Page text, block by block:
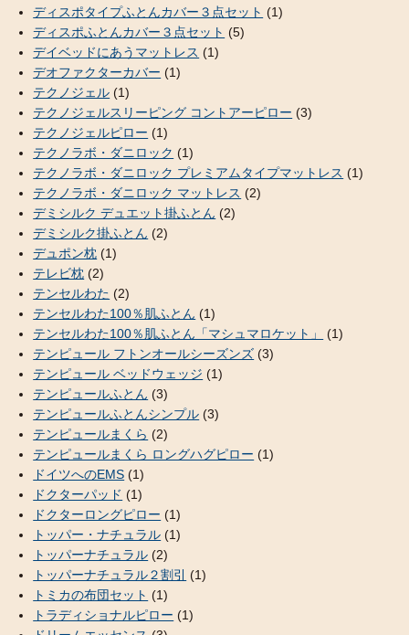
ディスポタイプふとんカバー３点セット (1)
ディスポふとんカバー３点セット (5)
デイベッドにあうマットレス (1)
デオファクターカバー (1)
テクノジェル (1)
テクノジェルスリーピング コントアーピロー (3)
テクノジェルピロー (1)
テクノラボ・ダニロック (1)
テクノラボ・ダニロック プレミアムタイプマットレス (1)
テクノラボ・ダニロック マットレス (2)
デミシルク デュエット掛ふとん (2)
デミシルク掛ふとん (2)
デュポン枕 (1)
テレビ枕 (2)
テンセルわた (2)
テンセルわた100％肌ふとん (1)
テンセルわた100％肌ふとん「マシュマロケット」
(1)
テンピュール フトンオールシーズンズ (3)
テンピュール ベッドウェッジ (1)
テンピュールふとん (3)
テンピュールふとんシンプル (3)
テンピュールまくら (2)
テンピュールまくら ロングハグピロー (1)
ドイツへのEMS (1)
ドクターパッド (1)
ドクターロングピロー (1)
トッパー・ナチュラル (1)
トッパーナチュラル (2)
トッパーナチュラル２割引
(1)
トミカの布団セット (1)
トラディショナルピロー (1)